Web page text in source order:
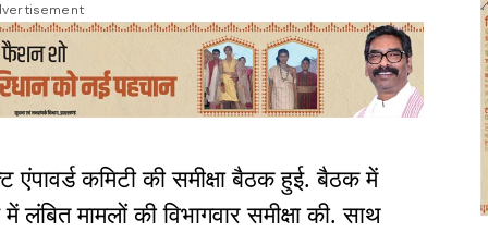
एंपावर्ड कमिटी की समीक्षा बैठक हुई. बैठक में
लंबित मामलों की विभागवार समीक्षा की. साथ